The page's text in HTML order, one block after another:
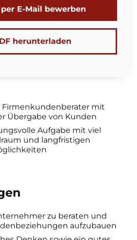
mit
Übergabe von Kunden
Aufgabe mit viel
und langfristigen
zu beraten und
aufzubauen
E-Mail bewerben
herunterladen